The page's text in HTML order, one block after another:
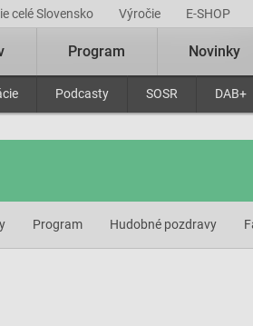
celé Slovensko Výročie E-SHOP
Podcasty SOSR DAB+
Program Novinky
Program Hudobné pozdravy